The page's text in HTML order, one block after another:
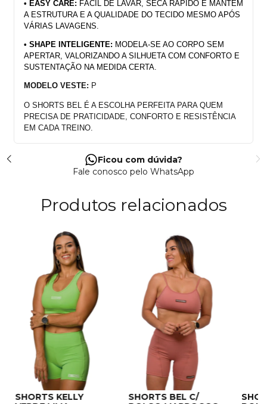
• EASY CARE: FÁCIL DE LAVAR, SECA RÁPIDO E MANTÉM
A ESTRUTURA E A QUALIDADE DO TECIDO MESMO APÓS
VÁRIAS LAVAGENS.
• SHAPE INTELIGENTE: MODELA-SE AO CORPO SEM
APERTAR, VALORIZANDO A SILHUETA COM CONFORTO E
SUSTENTAÇÃO NA MEDIDA CERTA.
MODELO VESTE: P
O SHORTS BEL É A ESCOLHA PERFEITA PARA QUEM
PRECISA DE PRATICIDADE, CONFORTO E RESISTÊNCIA
EM CADA TREINO.
Ficou com dúvida?
Fale conosco pelo WhatsApp
Produtos relacionados
SHORTS KELLY
SHORTS BEL C/